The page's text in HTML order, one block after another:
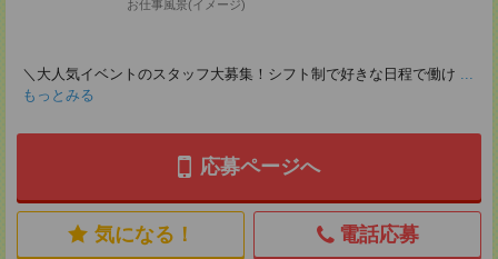
お仕事風景(イメージ)
＼大人気イベントのスタッフ大募集！シフト制で好きな日程で働け ...
もっとみる
応募ページへ
気になる！ 電話応募